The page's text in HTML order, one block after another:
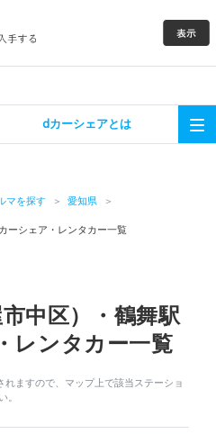
dカーシェアとは
マを探す
愛知県
ーシェア・レンタカー一覧
中区）・鶴舞駅
レンタカー一覧
ますので、マップ上で該当ステーショ
。
質問・お問い合わせ